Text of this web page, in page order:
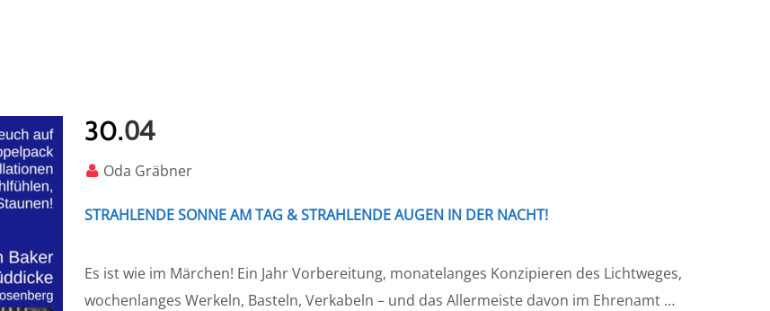
30.04
Oda Gräbner
STRAHLENDE SONNE AM TAG & STRAHLENDE AUGEN IN DER NACHT!
Es ist wie im Märchen! Ein Jahr Vorbereitung, monatelanges Konzipieren des Lichtweges,
wochenlanges Werkeln, Basteln, Verkabeln – und das Allermeiste davon im Ehrenamt …